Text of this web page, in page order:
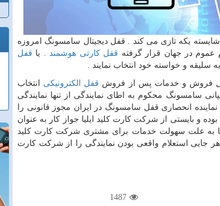
یکه تازی می کند . قفل دیجیتال سامسونگ امروزه
عموم در جهان قرار گرفته قفل کارتی هوشمند یا قفل
سلیقه و خواسته خود انتخاب نمایند .
فروش و خدمات پس از فروش قفل الکترونیکی انتخاب
سامسونگ محکوم به اطای نمایندگی از تنها نمایندگی
انحصاری قفل سامسونگ در ایران مجوز قانونی را
و بایستی از شرکت کارت کلید ایلیا جواز کار به عنوان
ها به علت سهولت خدمات برای مشتری شرکت کارت کلید
جایی استعلام واقعی بودن نمایندگی را از شرکت کارت
1487